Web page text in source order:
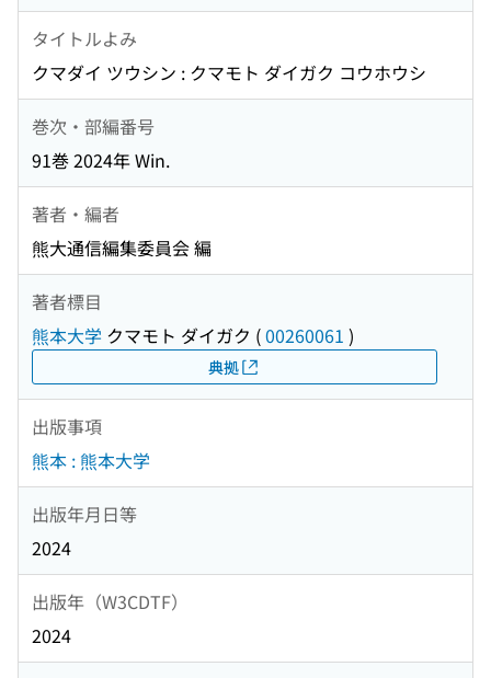
タイトルよみ
クマダイ ツウシン : クマモト ダイガク コウホウシ
巻次・部編番号
91巻 2024年 Win.
著者・編者
熊大通信編集委員会 編
著者標目
熊本大学 クマモト ダイガク (00260061 )
典拠
出版事項
熊本 : 熊本大学
出版年月日等
2024
出版年（W3CDTF）
2024